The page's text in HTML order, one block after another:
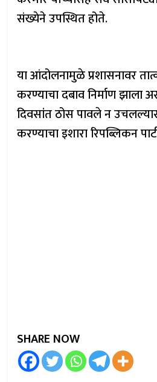
संख्येने उपस्थित होते.
या आंदोलनामुळे प्रशासनावर
करण्याचा दबाव निर्माण
दिवसांत ठोस पावले न
करण्याचा इशारा रिपब्लिकन
SHARE NOW